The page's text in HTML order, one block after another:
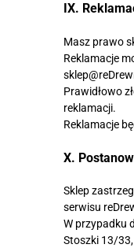
IX.
Masz prawo
Reklamacje
Prawidłowo
reklamacji.
Reklamacje
X.
Sklep
serwisu
W przypadku
Stoszki 13/